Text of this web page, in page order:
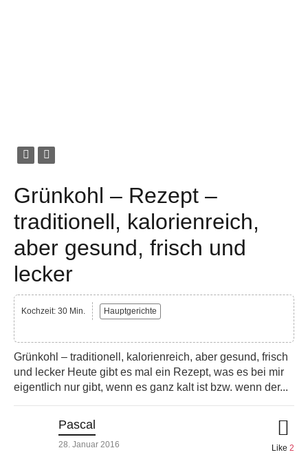
Grünkohl – Rezept –
traditionell, kalorienreich,
aber gesund, frisch und
lecker
Kochzeit: 30 Min. Hauptgerichte
Grünkohl – traditionell, kalorienreich, aber gesund, frisch
und lecker Heute gibt es mal ein Rezept, was es bei mir
eigentlich nur gibt, wenn es ganz kalt ist bzw. wenn der...
Pascal
28. Januar 2016 Like 2